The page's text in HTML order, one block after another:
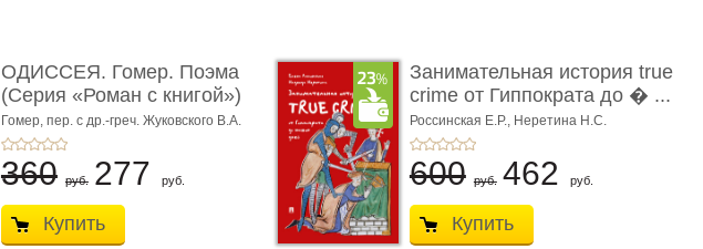
ОДИССЕЯ. Гомер. Поэма
(Серия «Роман с книгой»)
Гомер, пер. с др.-греч. Жуковского В.А.
360 руб. 277 руб.
Купить
Занимательная история true
crime от Гиппократа до � ...
Россинская Е.Р., Неретина Н.С.
600 руб. 462 руб.
Купить